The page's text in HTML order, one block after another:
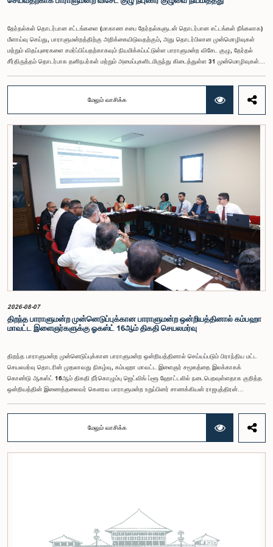
தேர்தல்கள் தொடர்பான சட்டங்களை (மாகாண சபை தேர்தல்களுடன் தொடர்பான சட்டங்கள் நீங்கலாக)
மீளாய்வு செய்து, பாராளுமன்றத்திற்கு அறிக்கையிடுவதற்கும், அது தொடர்பிலான முன்மொழிவுகள்
மற்றும் விதப்புரைகளை சமர்ப்பிப்பதற்காகவும் நியமிக்கப்பட்டுள்ள பாராளுமன்ற விசேட குழு, தேர்தல்
சீர்திருத்தம் தொடர்பாக தனிநபர்கள் மற்றும் அமைப்புகளிடமிருந்து கிடைத்துள்ள 31 முன்மொழிவுகள்
நியமித்துள்ளது.கௌரவ பொது நிர்வாக, மாகாண சபைகள் மற்றும் உள்ளூராட்சி அமைச்சர் பேராசிரியர்
ஏ.எச்.எம்.எச்.அபயரத்ன அவர்கள் தலைமையில் அண்மையில் பாராளுமன்றத்தில் நடைபெற்ற குறித்த
விசேட குழுக் கூட்டத்தின் போதே இத்தீர்மானம் எடுக்கப்பட்டது.2004, 2007 மற்றும் 2022 ஆம்
ஆண்டுகளில் வெளியிடப்பட்ட பாராளுமன்ற விசேட குழுக்களின் அறிக்கைகள் மற்றும் தனிநபர்கள்,
அமைப்புகள் ஆகியவற்றினால் சமர்ப்பிக்கப்பட்டுள்ள 31 முன்மொழிவுகளை அடிப்படையாகக் கொண்டு
தேர்தல் சீர்திருத்தங்கள் தொடர்பாக விரிவான கலந்துரையாடல் இங்கு இடம்பெற்றது.உள்ளூராட்சி
மன்றத் தேர்தல் முறைக்காக கலப்பு தேர்தல் முறையை அறிமுகப்படுத்துதல், சிறு கட்சிகள் மற்றும்
சிறுபான்மை குழுக்களின் பிரதிநிதித்துவத்தை உறுதிப்படுத்துதல், பெண்களின் பிரதிநிதித்துவத்தை
மேம்படுத்துதல், மின்னணு வாக்களிப்பு முறையை அறிமுகப்படுத்துதல், முன்கூட்டியே வாக்களிக்கும்
வசதியை ஏற்படுத்துதல் உள்ளிட்ட பல்வேறு முன்மொழிவுகள் தொடர்பில் இக்கூட்டத்தில் விசேட கவனம்
செலுத்தப்பட்டது.மேலும், வெளிநாடுகளில் வாழும் இலங்கையர்களுக்கு வாக்களிக்கும் உரிமையை
வழங்குவது தொடர்பான முன்மொழிவுகளும் பரிசீலிக்கப்பட்டதுடன், அதற்குத் தேவையான சட்ட மற்றும்
நிர்வாக ஏற்பாடுகள் குறித்து மேலும் விரிவான ஆய்வு மேற்கொள்ள வேண்டியதன் அவசியமும்
வலியுறுத்தப்பட்டது.விசேட குழுவினால் நியமிக்கப்பட்டுள்ள நிபுணர் குழு, கிடைத்துள்ள 31
முன்மொழிவுகளையும் முந்தைய பாராளுமன்ற விசேட குழுக்களின் அறிக்கைகளையும் பகுப்பாய்வு
செய்து, நடைமுறைக்கு ஏற்ற பரிந்துரைகளைக் கொண்ட அறிக்கையொன்றைத் தயாரிக்கவுள்ளது.
அதனைத் தொடர்ந்து, அந்தப் பரிந்துரைகளை ஆராய்ந்து அடுத்தகட்ட நடவடிக்கைகளை முன்னெடுக்க
குழு தீர்மானித்தது.இக்கூட்டத்தில், குழு உறுப்பினரான அமைச்சர் கலாநிதி உபாலி பன்னிலகே மற்றும்
பாராளுமன்ற உறுப்பினர்களான ரவி கருணாநாயக்க, ருவந்திலக ஜயக்கொடி மற்றும் கதிரவேலு
சண்முகம் குகதாசன் ஆகியோர் கலந்துகொண்டனர்.
மேலும் வாசிக்க
2026-08-07
திறந்த பாராளுமன்ற முன்னெடுப்புக்கான பாராளுமன்ற ஒன்றியத்தினால் கம்பஹா
மாவட்ட இளைஞர்களுக்கு ஓகஸ்ட் 16ஆம் திகதி செயலமர்வு
திறந்த பாராளுமன்ற முன்னெடுப்புக்கான பாராளுமன்ற ஒன்றியத்தினால் செய்யப்படும் பிராந்திய மட்ட
செயலமர்வு தொடரின் முதலாவது நிகழ்வு, கம்பஹா மாவட்ட இளைஞர் சமூகத்தை இலக்காகக்
கொண்டு ஆகஸ்ட் 16ஆம் திகதி நீர்கொழும்பு ஜெட்விங் ப்ளூ ஹோட்டலில் நடைபெறவுள்ளதாக குறித்த
ஒன்றியத்தின் இணைத்தலைவர் கௌரவ பாராளுமன்ற உறுப்பினர் சாணக்கியன் ராஜபுத்திரன்
பங்கேற்புடன் திறந்த பாராளுமன்றக் கருத்திட்டத்தை மேலும் முன்னெடுத்துச் செல்லும் நோக்கில் இந்த
செயலமர்வு தொடர் ஏற்பாடு செய்யப்படுகின்றது. இதில் ஒன்றியத்தின் உறுப்பினர்கள் மற்றும் கம்பஹா
மாவட்டத்தை பிரதிநிதித்துவப்படுத்தும் பாராளுமன்ற உறுப்பினர்களும் பங்கேற்கவிருக்கின்றனர்.இந்த
இச்செயலமர்வு தொடருக்கான அபிவிருத்தி பங்காளராக அனுசரணை வழங்கும் CII (Coalition for
Inclusive Impact) நிறுவனத்தின் பிரதிநிதிகளும் கலந்துகொண்டனர்.இந்த செயலமர்வில் பங்கேற்க
விரும்பும் கம்பஹா மாவட்டத்தைச் சேர்ந்த 18 – 35 வயதுக்குட்பட்ட இளைஞர், யுவதிகள் இங்கே
தரப்பட்டுள்ள https://forms.gle/aVp5UzhLbtPSmVap8 இணைப்பின் ஊடாக உரிய விண்ணப்பப்
மேலும் வாசிக்க